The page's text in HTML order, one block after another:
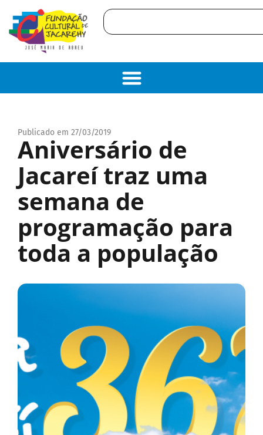
Publicado em 27/03/2019
Aniversário de
Jacareí traz uma
semana de
programação para
toda a população